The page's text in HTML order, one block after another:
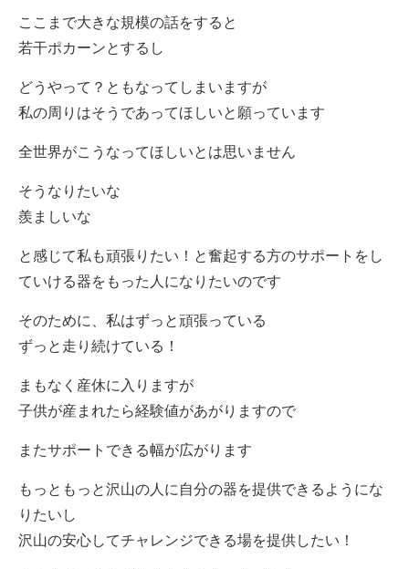
ここまで大きな規模の話をすると
若干ポカーンとするし
どうやって？ともなってしまいますが
私の周りはそうであってほしいと願っています
全世界がこうなってほしいとは思いません
そうなりたいな
羨ましいな
と感じて私も頑張りたい！と奮起する方のサポートをし
ていける器をもった人になりたいのです
そのために、私はずっと頑張っている
ずっと走り続けている！
まもなく産休に入りますが
子供が産まれたら経験値があがりますので
またサポートできる幅が広がります
もっともっと沢山の人に自分の器を提供できるようにな
りたいし
沢山の安心してチャレンジできる場を提供したい！